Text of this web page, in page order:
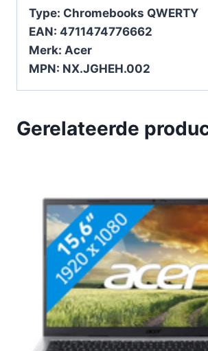
Type: Chromebooks QWERTY
EAN: 4711474776662
Merk: Acer
MPN: NX.JGHEH.002
Gerelateerde